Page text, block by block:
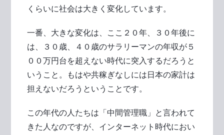
くらいに社会は大きく変化しています。
一番、大きな変化は、ここ２０年、３０年後に
は、３０歳、４０歳のサラリーマンの年収が５
００万円台を超えない時代に突入するだろうと
いうこと。もはや共稼ぎなしには日本の家計は
担えないだろうということです。
この年代の人たちは「中間管理職」と言われて
きた人なのですが、インターネット時代におい